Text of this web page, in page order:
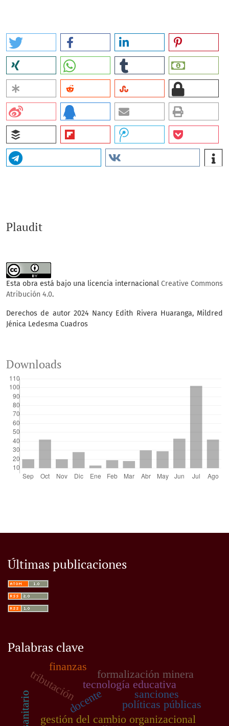
Plaudit
Esta obra está bajo una licencia internacional Creative Commons
Atribución 4.0.
Derechos de autor 2024 Nancy Edith Rivera Huaranga, Mildred
Jénica Ledesma Cuadros
Downloads
Últimas publicaciones
Palabras clave
gestión del cambio organizacional
docente
tecnología educativa
formalización minera
políticas públicas
tributación sanciones
finanzas